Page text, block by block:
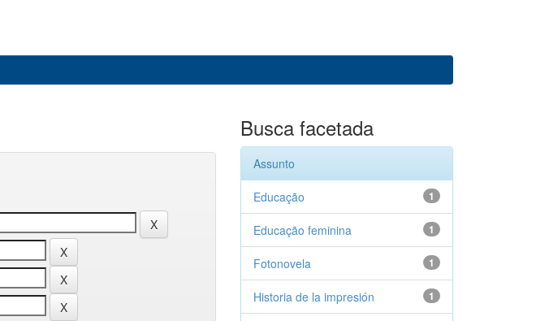
Busca facetada
Assunto
1
Educação
1
Educação feminina
1
Fotonovela
1
Historia de la impresión